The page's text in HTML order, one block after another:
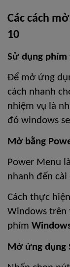
Các cách
10
Sử dụng phím
Để mở ứng
cách nhanh
nhiệm vụ là
đó windows
Mở bằng
Power Menu
nhanh đến
Cách thực
Windows trên
phím
Mở ứng dụng